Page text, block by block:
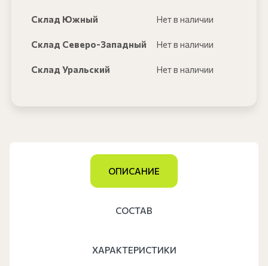
Склад Южный Нет в наличии
Склад Северо-Западный Нет в наличии
Склад Уральский Нет в наличии
ОПИСАНИЕ
СОСТАВ
ХАРАКТЕРИСТИКИ